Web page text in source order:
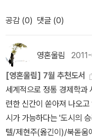
센트 이상이 ˝인구밀도가
큼 훌륭한 도시 문화를 가
여행객들은 웅장한 피사
엘레 거리에 대해서 강렬
나 세인트루이스와 마찬가
람들을 떠나보냈다. 그들
로 이사했다. 라이프치히
일어나는 강력한 교외화의
기 때문에 그토록 저렴하
기의 폭을 넓히는 시원함
자는 프랑스의 수재학교 고
를 신은 소크라테스에 흥
만나보는 것도 좋겠다. 내
드로스>이다. 국내에는 현
소크라테스의 변명>(글로
작에 일어본을 중역한 것
한 책은 로버트 서먼의 <
(김영사, 2011)이다. 제목
란 걸 짐작하게 한다. 달라
도시적 삶의 의미에 대해서
시 눈길을 돌려본다.가장
드 글레이저의 <도시의 승
도시예찬론이다. 그는 ‘도
게 만들었나?’를 묻고 답
에서 강의하는 뉴요커답게
네덜란드 서인도회사의 신
에 와서 보스턴을 제치고
는 기업들의 변화는 어디
끊임없이 혁신하여야 하지
잘 어울린다. 문학도 경영
이 아닐까? 둘 다 사람의
역이기 때문일 것 같다. 저
장 큰 덕목은 일하는 사람
람들의 마음을 두근거리
복할것 같다. 나도 그런 사
으로 컨설팅을 한 적이 있
공감 (0) 댓글 (0)
영혼울림
[영혼울림] 7월 추천도서
세계적으로 정통 경제학과
련한 신간이 쏟아져 나오
시가 가능하다는 '도시의
텔/제현주(옮긴이)/북돋움